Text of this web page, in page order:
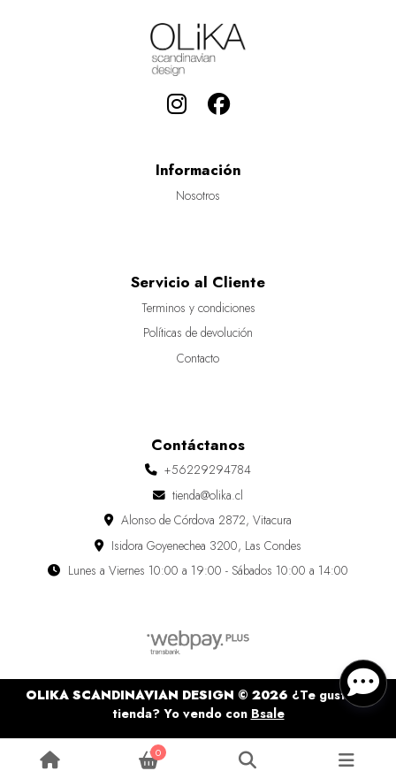
Información
Nosotros
Servicio al Cliente
Terminos y condiciones
Políticas de devolución
Contacto
Contáctanos
+56229294784
tienda@olika.cl
Alonso de Córdova 2872, Vitacura
Isidora Goyenechea 3200, Las Condes
Lunes a Viernes 10:00 a 19:00 - Sábados 10:00 a 14:00
OLIKA SCANDINAVIAN DESIGN © 2026 ¿Te gusta mi
tienda? Yo vendo con Bsale
0